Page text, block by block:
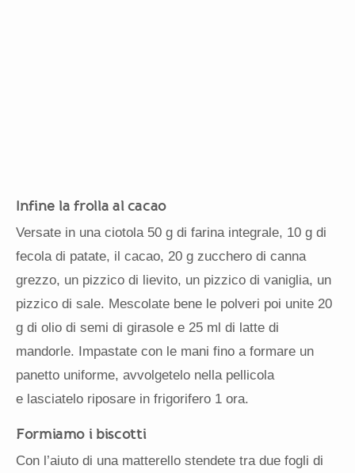
Infine la frolla al cacao
Versate in una ciotola 50 g di farina integrale, 10 g di
fecola di patate, il cacao, 20 g zucchero di canna
grezzo, un pizzico di lievito, un pizzico di vaniglia, un
pizzico di sale. Mescolate bene le polveri poi unite 20
g di olio di semi di girasole e 25 ml di latte di
mandorle. Impastate con le mani fino a formare un
panetto uniforme, avvolgetelo nella pellicola
e lasciatelo riposare in frigorifero 1 ora.
Formiamo i biscotti
Con l’aiuto di una matterello stendete tra due fogli di